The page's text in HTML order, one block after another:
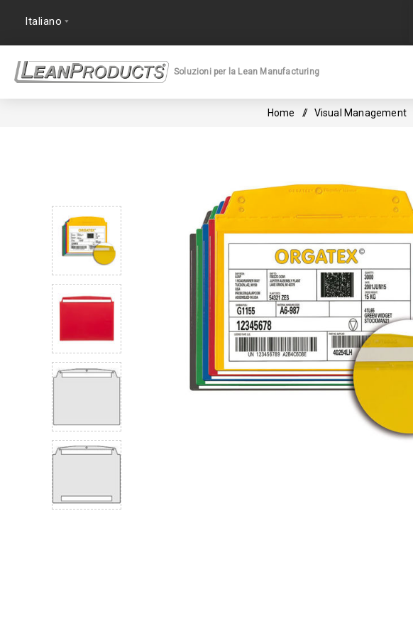
Soluzioni per la Lean Manufacturing
Home / Visual Management